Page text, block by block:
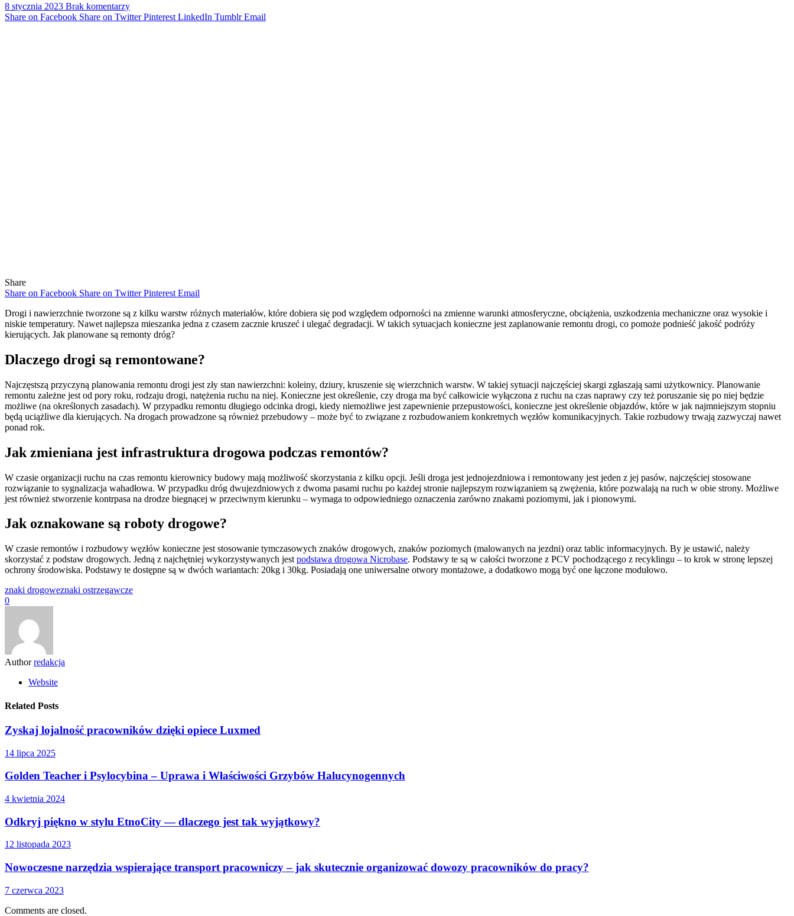
8 stycznia 2023 Brak komentarzy
Share on Facebook Share on Twitter Pinterest LinkedIn Tumblr Email
Share
Share on Facebook Share on Twitter Pinterest Email
Drogi i nawierzchnie tworzone są z kilku warstw różnych materiałów, które dobiera się pod względem odporności na zmienne warunki atmosferyczne, obciążenia, uszkodzenia mechaniczne oraz wysokie i
niskie temperatury. Nawet najlepsza mieszanka jedna z czasem zacznie kruszeć i ulegać degradacji. W takich sytuacjach konieczne jest zaplanowanie remontu drogi, co pomoże podnieść jakość podróży
kierujących. Jak planowane są remonty dróg?
Dlaczego drogi są remontowane?
Najczęstszą przyczyną planowania remontu drogi jest zły stan nawierzchni: koleiny, dziury, kruszenie się wierzchnich warstw. W takiej sytuacji najczęściej skargi zgłaszają sami użytkownicy. Planowanie
remontu zależne jest od pory roku, rodzaju drogi, natężenia ruchu na niej. Konieczne jest określenie, czy droga ma być całkowicie wyłączona z ruchu na czas naprawy czy też poruszanie się po niej będzie
możliwe (na określonych zasadach). W przypadku remontu długiego odcinka drogi, kiedy niemożliwe jest zapewnienie przepustowości, konieczne jest określenie objazdów, które w jak najmniejszym stopniu
będą uciążliwe dla kierujących. Na drogach prowadzone są również przebudowy – może być to związane z rozbudowaniem konkretnych węzłów komunikacyjnych. Takie rozbudowy trwają zazwyczaj nawet
ponad rok.
Jak zmieniana jest infrastruktura drogowa podczas remontów?
W czasie organizacji ruchu na czas remontu kierownicy budowy mają możliwość skorzystania z kilku opcji. Jeśli droga jest jednojezdniowa i remontowany jest jeden z jej pasów, najczęściej stosowane
rozwiązanie to sygnalizacja wahadłowa. W przypadku dróg dwujezdniowych z dwoma pasami ruchu po każdej stronie najlepszym rozwiązaniem są zwężenia, które pozwalają na ruch w obie strony. Możliwe
jest również stworzenie kontrpasa na drodze biegnącej w przeciwnym kierunku – wymaga to odpowiedniego oznaczenia zarówno znakami poziomymi, jak i pionowymi.
Jak oznakowane są roboty drogowe?
W czasie remontów i rozbudowy węzłów konieczne jest stosowanie tymczasowych znaków drogowych, znaków poziomych (malowanych na jezdni) oraz tablic informacyjnych. By je ustawić, należy
skorzystać z podstaw drogowych. Jedną z najchętniej wykorzystywanych jest podstawa drogowa Nicrobase. Podstawy te są w całości tworzone z PCV pochodzącego z recyklingu – to krok w stronę lepszej
ochrony środowiska. Podstawy te dostępne są w dwóch wariantach: 20kg i 30kg. Posiadają one uniwersalne otwory montażowe, a dodatkowo mogą być one łączone modułowo.
znaki drogoweznaki ostrzegawcze
0
Author redakcja
Website
Related Posts
Zyskaj lojalność pracowników dzięki opiece Luxmed
14 lipca 2025
Golden Teacher i Psylocybina – Uprawa i Właściwości Grzybów Halucynogennych
4 kwietnia 2024
Odkryj piękno w stylu EtnoCity — dlaczego jest tak wyjątkowy?
12 listopada 2023
Nowoczesne narzędzia wspierające transport pracowniczy – jak skutecznie organizować dowozy pracowników do pracy?
7 czerwca 2023
Comments are closed.